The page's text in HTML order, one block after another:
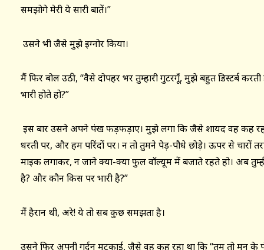
समझोगे मेरी ये सारी बातें।”
उसने भी जैसे मुझे इग्नोर किया।
मैं फिर बोल उठी, “वैसे दोपहर भर तुम्हारी गुटरगूँ, मुझे बहुत डिस्टर्ब
भारी होते हो?”
इस बार उसने अपने पंख फड़फड़ाए। मुझे लगा कि जैसे शायद वह कह रहा
धरती पर, और हम परिंदों पर। न तो तुमने पेड़-पौधे छोड़े। ऊपर से चारों
माइक लगाकर, न जाने क्या-क्या फुल वॉल्यूम में बजाते रहते हो। अब
है? और कौन किस पर भारी है?”
मैं हैरान थी, अरे! ये तो सब कुछ समझता है।
उसने फिर अपनी गर्दन मटकाई, जैसे वह कह रहा था कि “तुम तो मन के